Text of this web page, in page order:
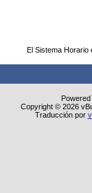
El Sistema
Copyright © 2026
Traducción por